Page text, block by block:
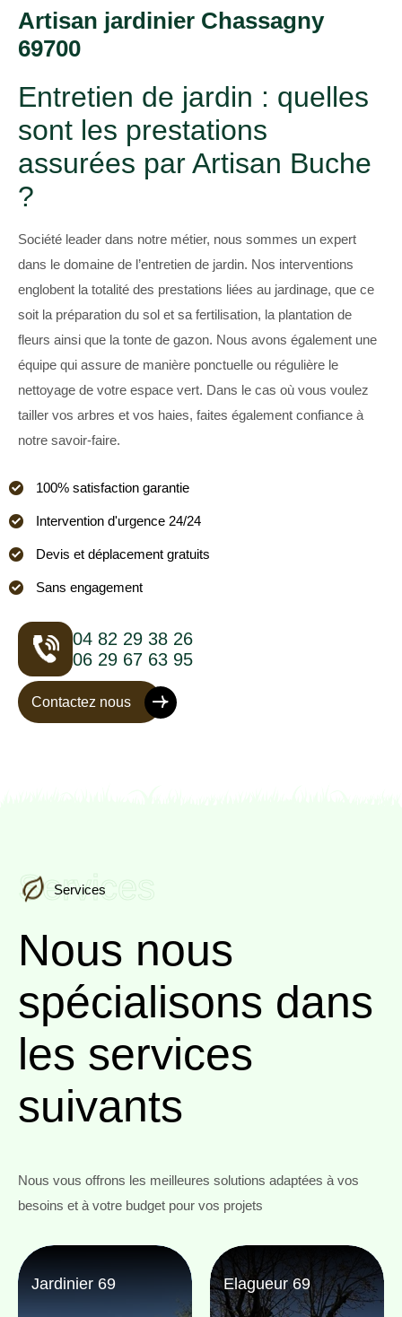
Artisan jardinier Chassagny
69700
Entretien de jardin : quelles
sont les prestations
assurées par Artisan Buche
?
Société leader dans notre métier, nous sommes un expert
dans le domaine de l’entretien de jardin. Nos interventions
englobent la totalité des prestations liées au jardinage, que ce
soit la préparation du sol et sa fertilisation, la plantation de
fleurs ainsi que la tonte de gazon. Nous avons également une
équipe qui assure de manière ponctuelle ou régulière le
nettoyage de votre espace vert. Dans le cas où vous voulez
tailler vos arbres et vos haies, faites également confiance à
notre savoir-faire.
100% satisfaction garantie
Intervention d'urgence 24/24
Devis et déplacement gratuits
Sans engagement
04 82 29 38 26
06 29 67 63 95
Contactez nous
Services
Services
Nous nous
spécialisons dans
les services
suivants
Nous vous offrons les meilleures solutions adaptées à vos
besoins et à votre budget pour vos projets
Jardinier 69 Elagueur 69